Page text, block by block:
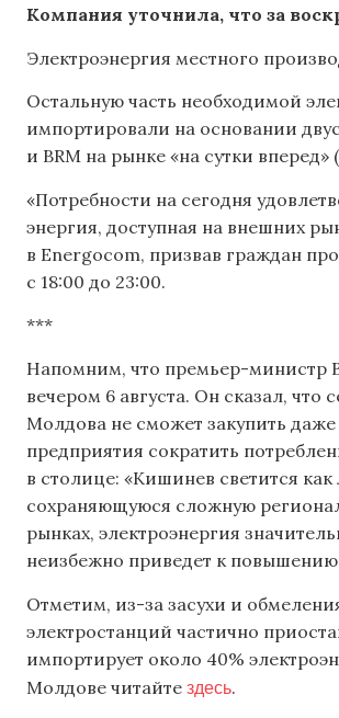
Компания уточнила, что за
Электроэнергия местного
Остальную часть необходимой
импортировали на основании
и BRM на рынке «на сутки
«Потребности на сегодня
энергия, доступная на внешних
в Energocom, призвав граждан
с 18:00 до 23:00.
***
Напомним, что премьер-министр
вечером 6 августа. Он сказал,
Молдова не сможет закупить
предприятия сократить
в столице: «Кишинев светится
сохраняющуюся сложную
рынках, электроэнергия
неизбежно приведет к
Отметим, из-за засухи и
электростанций частично
импортирует около 40%
Молдове читайте здесь.